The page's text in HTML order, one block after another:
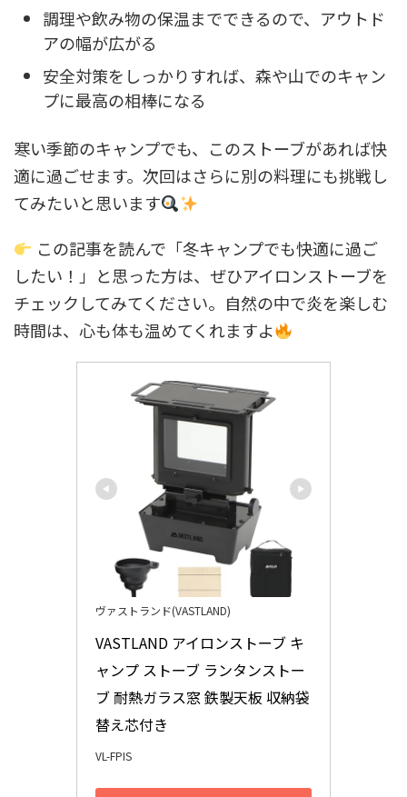
調理や飲み物の保温までできるので、アウトド
アの幅が広がる
安全対策をしっかりすれば、森や山でのキャン
プに最高の相棒になる
寒い季節のキャンプでも、このストーブがあれば快
適に過ごせます。次回はさらに別の料理にも挑戦し
てみたいと思います
この記事を読んで「冬キャンプでも快適に過ご
したい！」と思った方は、ぜひアイロンストーブを
チェックしてみてください。自然の中で炎を楽しむ
時間は、心も体も温めてくれますよ
ヴァストランド(VASTLAND)
VASTLAND アイロンストーブ キ
ャンプ ストーブ ランタンストー
ブ 耐熱ガラス窓 鉄製天板 収納袋
替え芯付き
VL-FPIS